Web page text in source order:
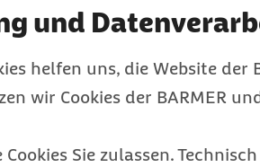
und
helfen uns, die Website
wir Cookies der BARMER
Sie zulassen.
Punkte sammeln &